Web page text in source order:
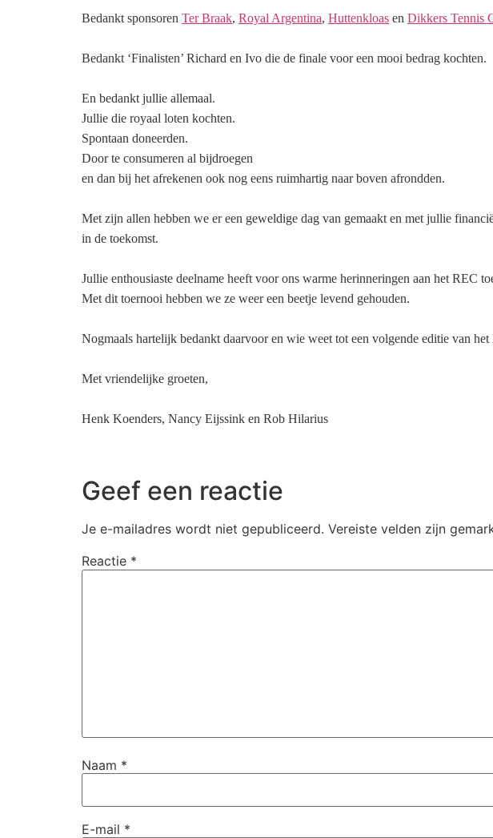
Bedankt sponsoren Ter Braak, Royal Argentina, Huttenkloas en Dikkers Tennis
Bedankt ‘Finalisten’ Richard en Ivo die de finale voor een mooi bedrag kochten.
En bedankt jullie allemaal.
Jullie die royaal loten kochten.
Spontaan doneerden.
Door te consumeren al bijdroegen
en dan bij het afrekenen ook nog eens ruimhartig naar boven afrondden.
Met zijn allen hebben we er een geweldige dag van gemaakt en met jullie
in de toekomst.
Jullie enthousiaste deelname heeft voor ons warme herinneringen aan het REC
Met dit toernooi hebben we ze weer een beetje levend gehouden.
Nogmaals hartelijk bedankt daarvoor en wie weet tot een volgende editie van
Met vriendelijke groeten,
Henk Koenders, Nancy Eijssink en Rob Hilarius
Geef een reactie
Je e-mailadres wordt niet gepubliceerd. Vereiste velden zijn
Reactie *
Naam *
E-mail *